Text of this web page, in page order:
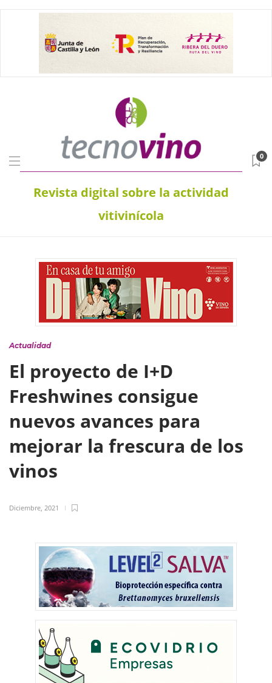
Revista digital sobre la actividad
vitivinícola
0
Actualidad
El proyecto de I+D
Freshwines consigue
nuevos avances para
mejorar la frescura de los
vinos
Diciembre, 2021